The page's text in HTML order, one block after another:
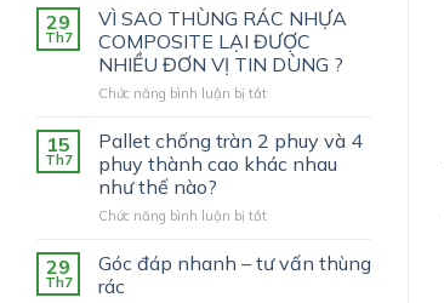
tìm
hiểu
chứng
nhận
UN
phuy
nhựa
200L
khẩu?
29
Th7
VÌ SAO THÙNG RÁC NHỰA
COMPOSITE LẠI ĐƯỢC
NHIỀU ĐƠN VỊ TIN DÙNG ?
Chức năng bình luận bị tắtở
SAO
THÙNG
RÁC
COMPOSITE
ĐƯỢC
15
Th7
Pallet chống tràn 2 phuy và 4
phuy thành cao khác nhau
như thế nào?
Chức năng bình luận bị tắtở
chống
tràn
29
Th7
Góc đáp nhanh – tư vấn thùng
rác